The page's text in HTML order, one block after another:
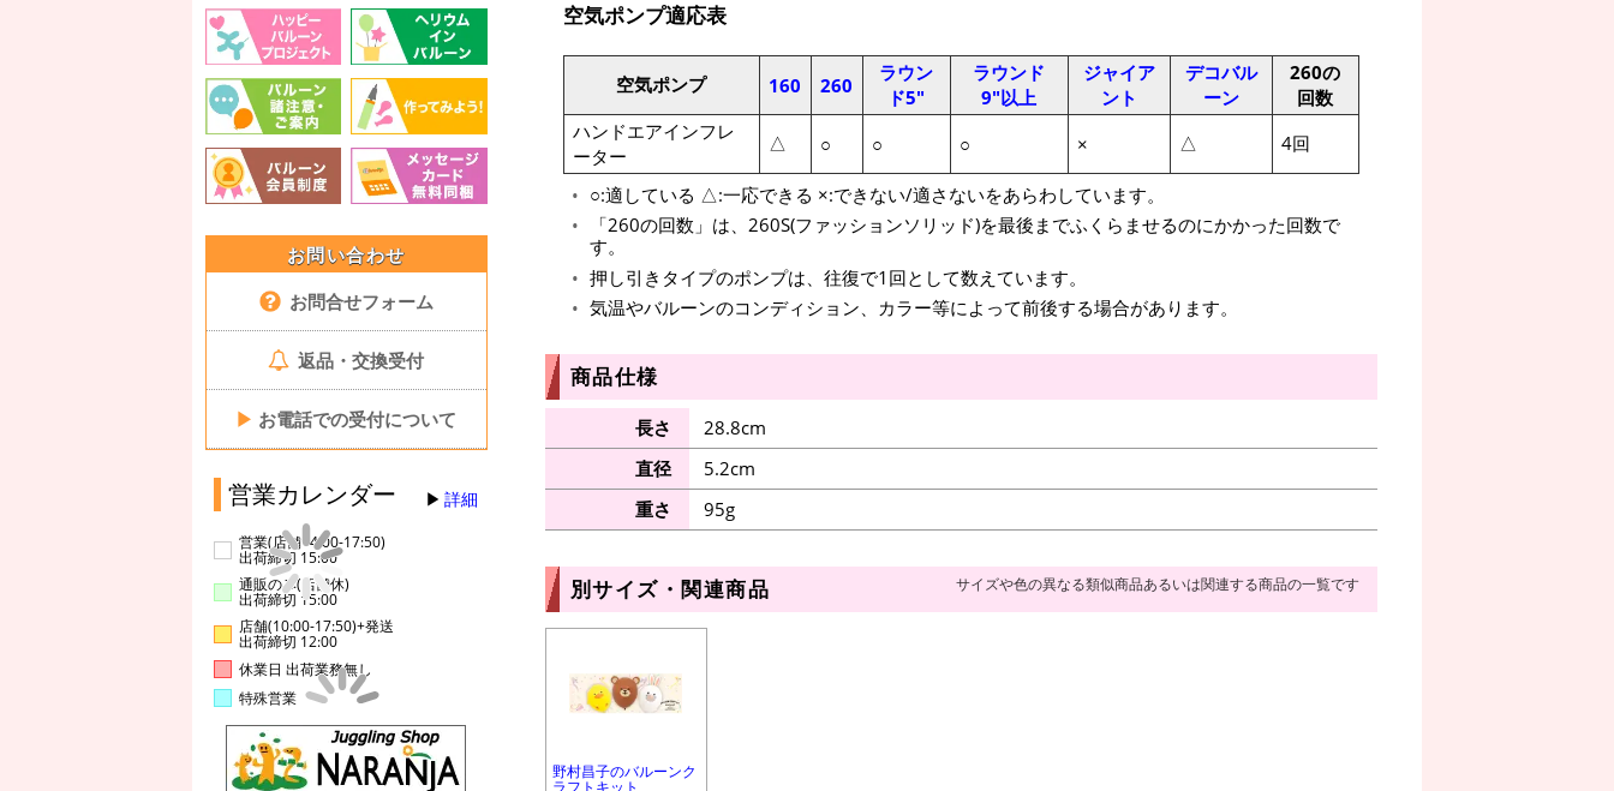
お問い合わせ
お問合せフォーム
返品・交換受付
▶ お電話での受付について
営業カレンダー 詳細
営業(店舗14:00-17:50)
出荷締切 15:00
通販のみ(店舗休)
出荷締切 15:00
店舗(10:00-17:50)+発送
出荷締切 12:00
休業日 出荷業務無し
特殊営業
空気ポンプ適応表
空気ポンプ 160 260
ラウン
ド5"
ラウンド
9"以上
ジャイア
ント
デコバル
ーン
260の
回数
ハンドエアインフレ
ーター
△ ○ ○ ○ × △ 4回
○:適している △:一応できる ×:できない/適さないをあらわしています。
「260の回数」は、260S(ファッションソリッド)を最後までふくらませるのにかかった回数で
す。
押し引きタイプのポンプは、往復で1回として数えています。
気温やバルーンのコンディション、カラー等によって前後する場合があります。
商品仕様
長さ
28.8cm
直径
5.2cm
重さ
95g
別サイズ・関連商品 サイズや色の異なる類似商品あるいは関連する商品の一覧です
野村昌子のバルーンク
ラフトキット